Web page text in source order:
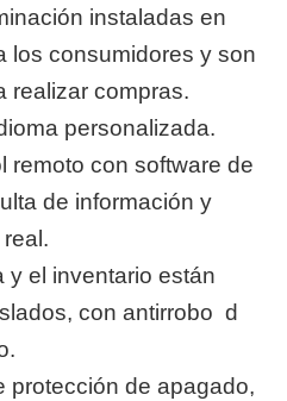
instaladas en
los consumidores y son
realizar compras.
personalizada.
remoto con software de
de información y
y el inventario están
con antirrobo d
protección de apagado,